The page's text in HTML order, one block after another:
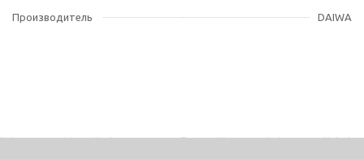
Производитель DAIWA